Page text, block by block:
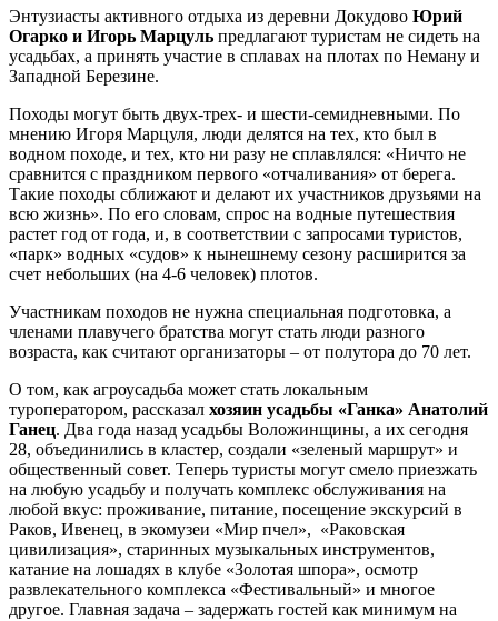
Энтузиасты активного отдыха из деревни Докудово Юрий
Огарко и Игорь Марцуль предлагают туристам не сидеть на
усадьбах, а принять участие в сплавах на плотах по Неману и
Западной Березине.
Походы могут быть двух-трех- и шести-семидневными. По
мнению Игоря Марцуля, люди делятся на тех, кто был в
водном походе, и тех, кто ни разу не сплавлялся: «Ничто не
сравнится с праздником первого «отчаливания» от берега.
Такие походы сближают и делают их участников друзьями на
всю жизнь». По его словам, спрос на водные путешествия
растет год от года, и, в соответствии с запросами туристов,
«парк» водных «судов» к нынешнему сезону расширится за
счет небольших (на 4-6 человек) плотов.
Участникам походов не нужна специальная подготовка, а
членами плавучего братства могут стать люди разного
возраста, как считают организаторы – от полутора до 70 лет.
О том, как агроусадьба может стать локальным
туроператором, рассказал хозяин усадьбы «Ганка» Анатолий
Ганец. Два года назад усадьбы Воложинщины, а их сегодня
28, объединились в кластер, создали «зеленый маршрут» и
общественный совет. Теперь туристы могут смело приезжать
на любую усадьбу и получать комплекс обслуживания на
любой вкус: проживание, питание, посещение экскурсий в
Раков, Ивенец, в экомузеи «Мир пчел», «Раковская
цивилизация», старинных музыкальных инструментов,
катание на лошадях в клубе «Золотая шпора», осмотр
развлекательного комплекса «Фестивальный» и многое
другое. Главная задача – задержать гостей как минимум на